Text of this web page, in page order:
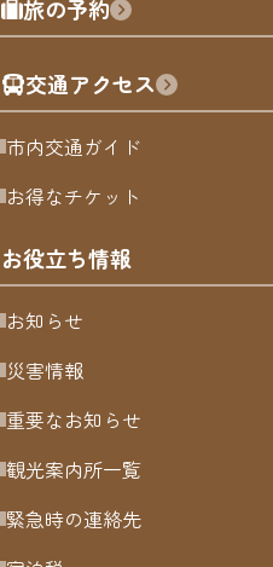
旅の予約
交通アクセス
市内交通ガイド
お得なチケット
お役立ち情報
お知らせ
災害情報
重要なお知らせ
観光案内所一覧
緊急時の連絡先